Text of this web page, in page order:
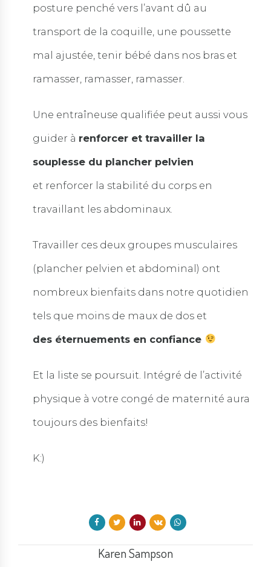
posture penché vers l’avant dû au
transport de la coquille, une poussette
mal ajustée, tenir bébé dans nos bras et
ramasser, ramasser, ramasser.
Une entraîneuse qualifiée peut aussi vous
guider à renforcer et travailler la
souplesse du plancher pelvien
et renforcer la stabilité du corps en
travaillant les abdominaux.
Travailler ces deux groupes musculaires
(plancher pelvien et abdominal) ont
nombreux bienfaits dans notre quotidien
tels que moins de maux de dos et
des éternuements en confiance
Et la liste se poursuit. Intégré de l’activité
physique à votre congé de maternité aura
toujours des bienfaits!
K:)
Karen Sampson